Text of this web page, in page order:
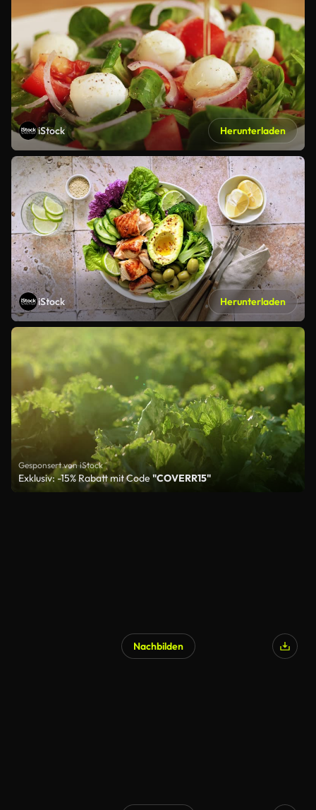
iStock Herunterladen
iStock Herunterladen
Gesponsert von iStock
Exklusiv: -15% Rabatt mit Code "COVERR15"
Nachbilden